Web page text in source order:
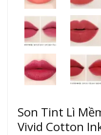
Son Tint Lì
Vivid Cotton